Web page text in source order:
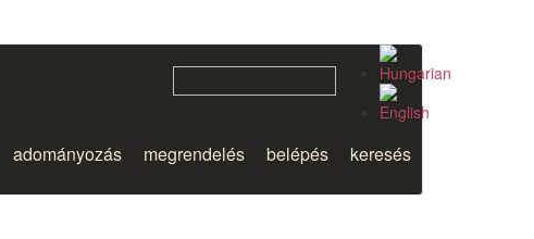
adományozás megrendelés belépés keresés